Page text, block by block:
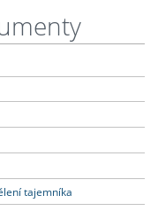
tajemníka